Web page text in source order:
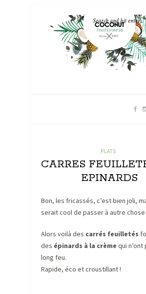
PLATS
CARRES
EPINARDS
Bon, les fricassés, c’est bien joli,
serait cool de passer à autre chose
Alors voilà des carrés feuilletés
des épinards à la crème qui
long feu.
Rapide, éco et croustillant !